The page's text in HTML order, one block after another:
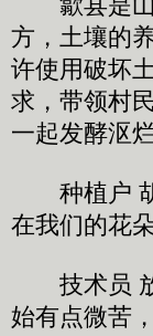
方，土壤的
许使用破坏
求，带领村
一起发酵沤
种植户 胡
在我们的花
技术员 放
始有点微苦